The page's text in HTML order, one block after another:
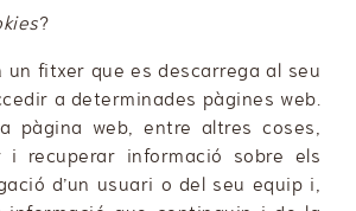
?
un fitxer que es descarrega al seu
a determinades pàgines web.
pàgina web, entre altres coses,
i recuperar informació sobre els
d’un usuari o del seu equip i,